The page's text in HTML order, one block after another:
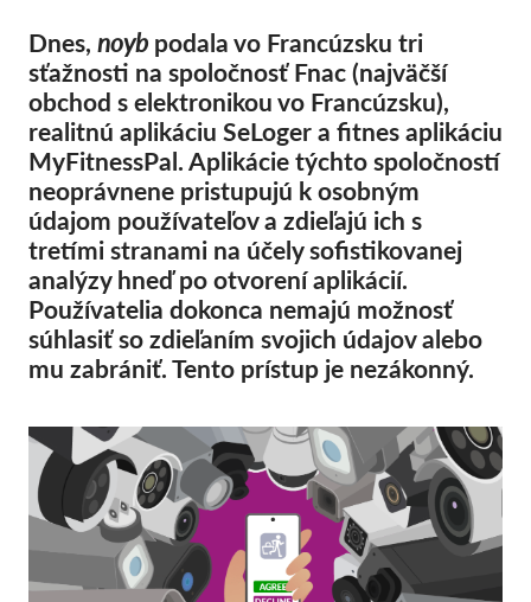
Príspevky
Sponzorstvo
Daňová uznateľnosť
Prihlásenie člena
O nás
Tím
Výročné správy
Otázky a odpovede
Kolektívna žaloba
OnionShare
Média
Kontakt
Dnes, noyb podala vo Francúzsku tri
sťažnosti na spoločnosť Fnac (najväčší
obchod s elektronikou vo Francúzsku),
realitnú aplikáciu SeLoger a fitnes aplikáciu
MyFitnessPal. Aplikácie týchto spoločností
neoprávnene pristupujú k osobným
údajom používateľov a zdieľajú ich s
tretími stranami na účely sofistikovanej
analýzy hneď po otvorení aplikácií.
Používatelia dokonca nemajú možnosť
súhlasiť so zdieľaním svojich údajov alebo
mu zabrániť. Tento prístup je nezákonný.